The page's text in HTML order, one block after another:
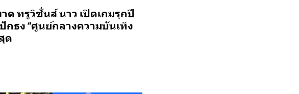
ด ทรูวิชั่นส์ นาว เปิดเกมรุกปี
ธง “ศูนย์กลางความบันเทิง
ด